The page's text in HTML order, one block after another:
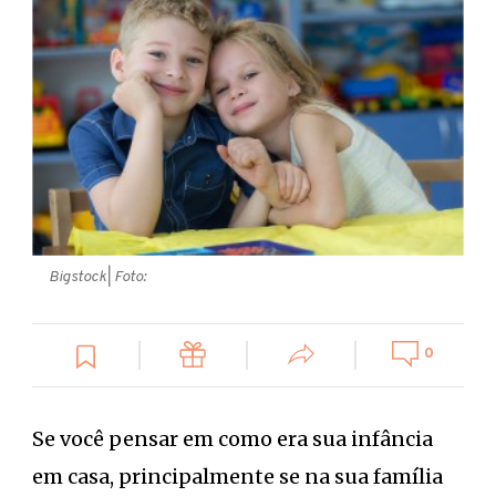
Bigstock | Foto:
0
Se você pensar em como era sua infância
em casa, principalmente se na sua família